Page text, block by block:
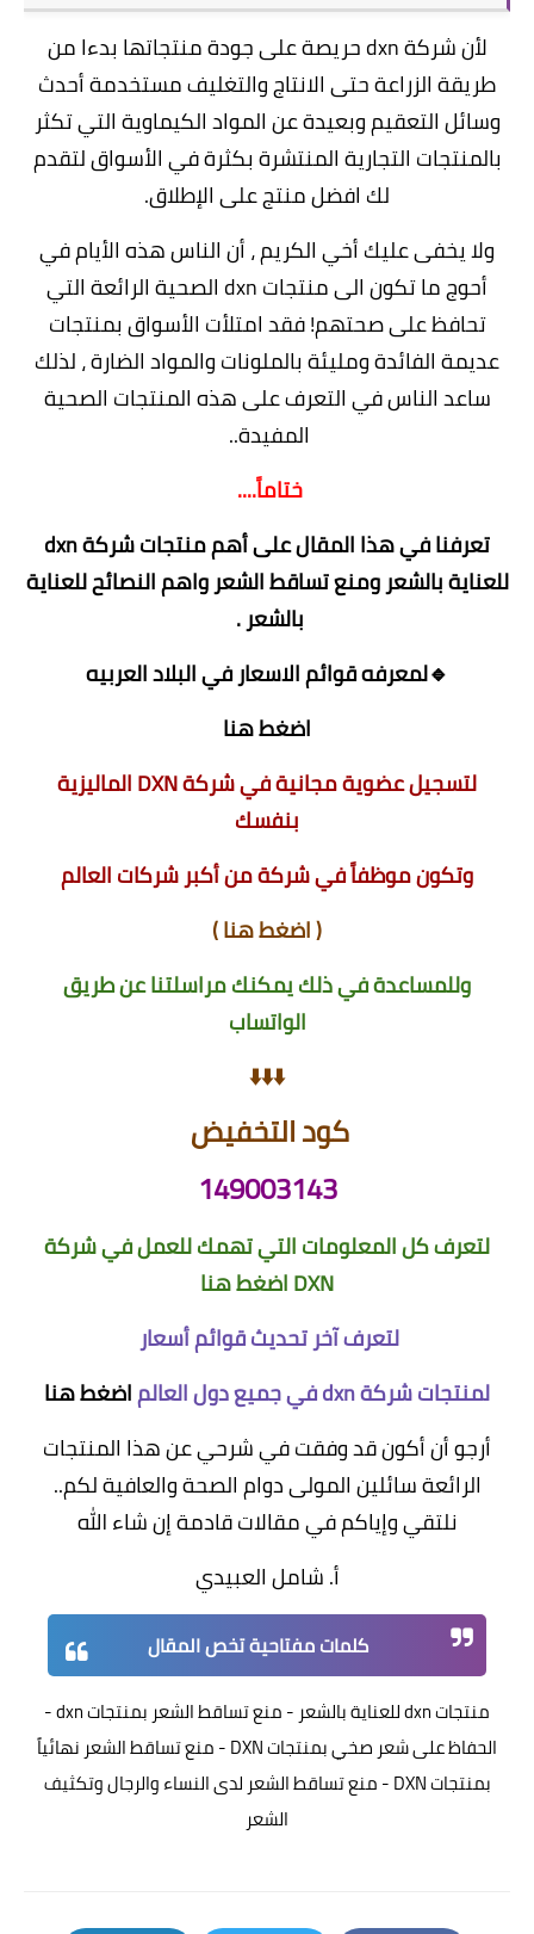
لأن شركة dxn حريصة على جودة منتجاتها بدءا من
طريقة الزراعة حتى الانتاج والتغليف مستخدمة أحدث
وسائل التعقيم وبعيدة عن المواد الكيماوية التي تكثر
بالمنتجات التجارية المنتشرة بكثرة في الأسواق لتقدم
لك افضل منتج على الإطلاق.
ولا يخفى عليك أخي الكريم ، أن الناس هذه الأيام في
أحوج ما تكون الى منتجات dxn الصحية الرائعة التي
تحافظ على صحتهم! فقد امتلأت الأسواق بمنتجات
عديمة الفائدة ومليئة بالملونات والمواد الضارة ، لذلك
ساعد الناس في التعرف على هذه المنتجات الصحية
المفيدة..
ختاماً....
تعرفنا في هذا المقال على أهم منتجات شركة dxn
للعناية بالشعر ومنع تساقط الشعر واهم النصائح للعناية
بالشعر .
🔹لمعرفه قوائم الاسعار في البلاد العربيه
اضغط هنا
لتسجيل عضوية مجانية في شركة DXN الماليزية
بنفسك
وتكون موظفاً في شركة من أكبر شركات العالم
(اضغط هنا)
وللمساعدة في ذلك يمكنك مراسلتنا عن طريق
الواتساب
⬇️⬇️⬇️
كود التخفيض
149003143
لتعرف كل المعلومات التي تهمك للعمل في شركة
DXNاضغط هنا
لتعرف آخر تحديث قوائم أسعار
لمنتجات شركة dxn في جميع دول العالم
اضغط هنا
أرجو أن أكون قد وفقت في شرحي عن هذا المنتجات
الرائعة سائلين المولى دوام الصحة والعافية لكم..
نلتقي وإياكم في مقالات قادمة إن شاء الله
أ. شامل العبيدي
كلمات مفتاحية تخص المقال
منتجات dxn للعناية بالشعر - منع تساقط الشعر بمنتجات dxn -
الحفاظ على شعر صخي بمنتجات DXN - منع تساقط الشعر نهائياً
بمنتجات DXN - منع تساقط الشعر لدى النساء والرجال وتكثيف
الشعر